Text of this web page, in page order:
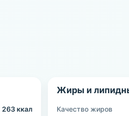
263 ккал
Жиры и
Качество жиров